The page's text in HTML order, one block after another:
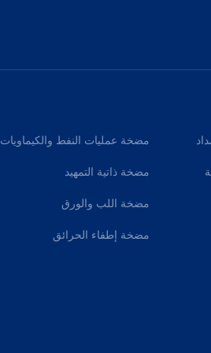
مضخة عمليات النفط والكيماويات
مضخة ذاتية التمهيد
مضخة اللب والورق
مضخة إطفاء الحرائق